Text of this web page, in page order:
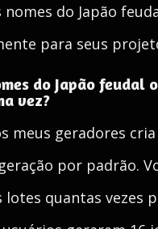
do Japão
para seus
do Japão feudal
vez?
meus geradores
por padrão.
lotes quantas vezes